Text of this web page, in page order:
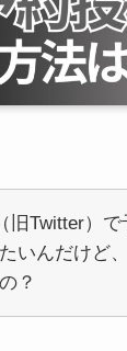
旧Twitter）
いんだけど
？